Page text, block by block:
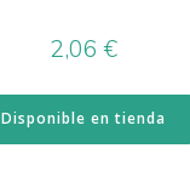
2,06€
Disponible en tienda